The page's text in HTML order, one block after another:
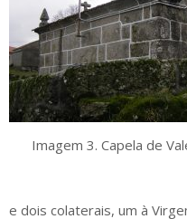
Imagem 3. Capela de
e dois colaterais, um à